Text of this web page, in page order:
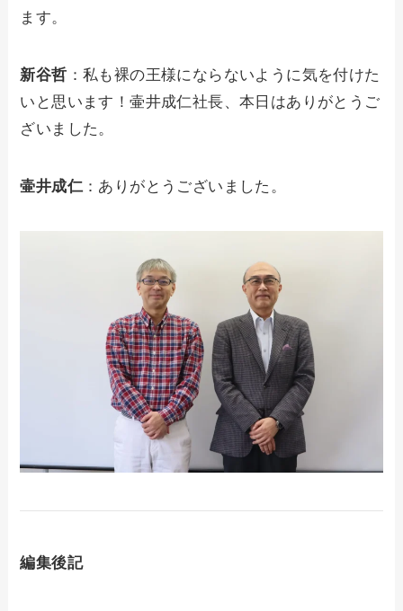
ます。
新谷哲 ：私も裸の王様にならないように気を付けた
いと思います！壷井成仁社長、本日はありがとうご
ざいました。
壷井成仁 ：ありがとうございました。
編集後記